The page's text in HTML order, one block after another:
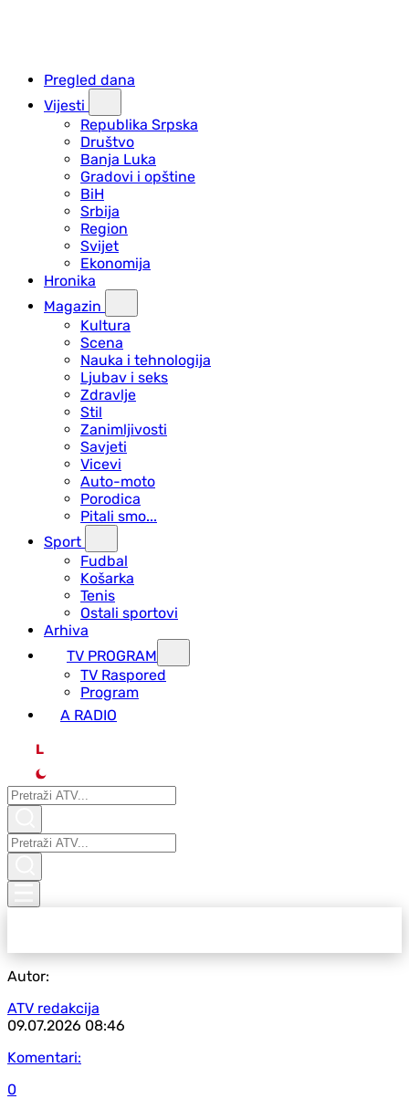
Pregled dana
Vijesti
Republika Srpska
Društvo
Banja Luka
Gradovi i opštine
BiH
Srbija
Region
Svijet
Ekonomija
Hronika
Magazin
Kultura
Scena
Nauka i tehnologija
Ljubav i seks
Zdravlje
Stil
Zanimljivosti
Savjeti
Vicevi
Auto-moto
Porodica
Pitali smo...
Sport
Fudbal
Košarka
Tenis
Ostali sportovi
Arhiva
TV PROGRAM
ТV Raspored
Program
A RADIO
L
Autor:
ATV redakcija
09.07.2026 08:46
Komentari:
0